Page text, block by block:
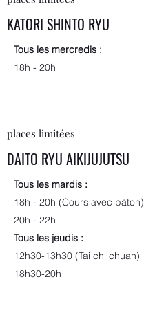
KATORI SHINTO RYU
Tous les mercredis :
18h - 20h
places limitées
DAITO RYU AIKIJUJUTSU
Tous les mardis :
18h - 20h (Cours avec bâton)
20h - 22h
Tous les jeudis :
12h30-13h30 (Tai chi chuan)
18h30-20h